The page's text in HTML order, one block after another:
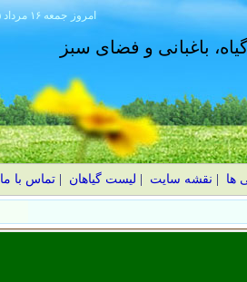
۱۴۰۵ جمعه ۱۶ مرداد امروز
باغبانی و فضای سبز
ها نقشه سایت لیست گیاهان |تماس با ما